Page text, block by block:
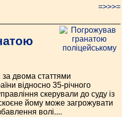
=>>>=
двома статтями
відносно 35-річного
скерували до суду із
йому може загрожувати
волі....